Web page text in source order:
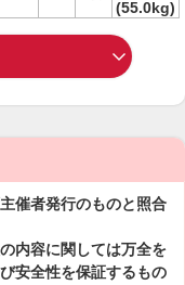
(55.0kg)
催者発行のものと照合
内容に関しては万全を
安全性を保証するもの